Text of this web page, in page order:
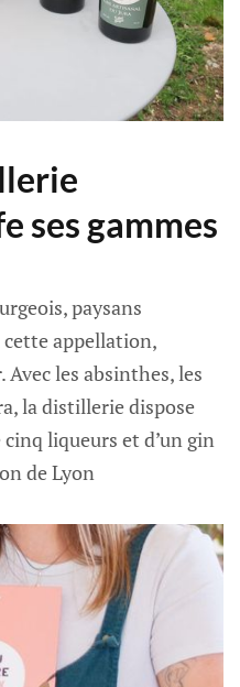
ses gammes
paysans
appellation,
les absinthes, les
la distillerie dispose
liqueurs et d’un gin
de Lyon